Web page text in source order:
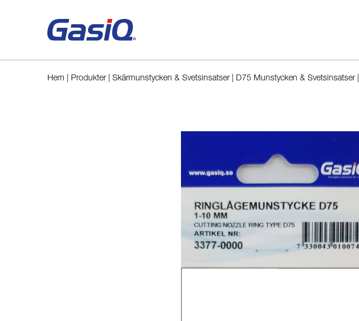
Hem | Produkter| Skärmunstycken & Svetsinsatser| D75 Munstycken & Svetsinsatser|